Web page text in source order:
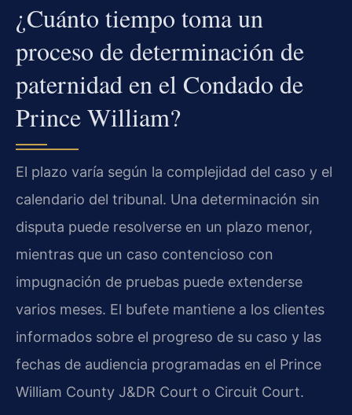
¿Cuánto tiempo toma un
proceso de determinación de
paternidad en el Condado de
Prince William?
El plazo varía según la complejidad del caso y el
calendario del tribunal. Una determinación sin
disputa puede resolverse en un plazo menor,
mientras que un caso contencioso con
impugnación de pruebas puede extenderse
varios meses. El bufete mantiene a los clientes
informados sobre el progreso de su caso y las
fechas de audiencia programadas en el Prince
William County J&DR Court o Circuit Court.